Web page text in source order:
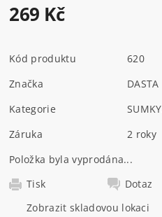
269 Kč
Kód produktu
620
Značka
DASTA
Kategorie
SUMKY
Záruka
2 roky
Položka byla vyprodána...
Tisk
Dotaz
Zobrazit skladovou lokaci